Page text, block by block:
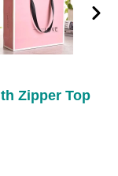
Zipper Top